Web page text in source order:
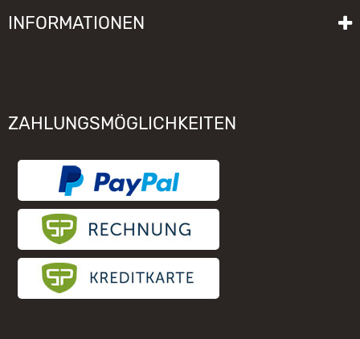
Lieferzeit
Widerrufsrecht
INFORMATIONEN
Schwibbogen funktioniert nicht
Unsere Hersteller
ZAHLUNGSMÖGLICHKEITEN